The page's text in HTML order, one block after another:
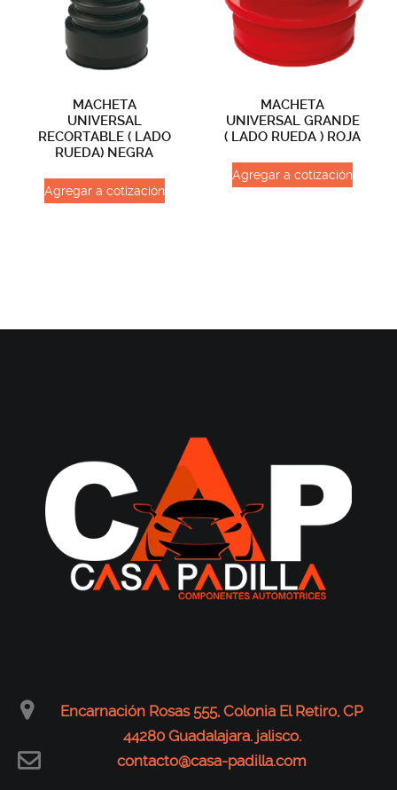
MACHETA
UNIVERSAL
RECORTABLE ( LADO
RUEDA) NEGRA
Agregar a cotización
MACHETA
UNIVERSAL GRANDE
( LADO RUEDA ) ROJA
Agregar a cotización
Encarnación Rosas 555, Colonia El Retiro, CP
44280 Guadalajara. jalisco.
contacto@casa-padilla.com